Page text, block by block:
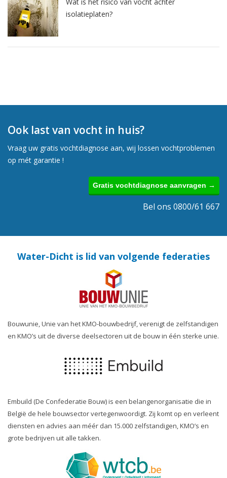
isolatieplaten?
Ook last van vocht in huis?
Vraag uw gratis vochtdiagnose aan, wij lossen vochtproblemen
op mét garantie !
Gratis vochtdiagnose aanvragen →
Bel ons 0800/61 667
Water-Dicht is lid van volgende federaties
Bouwunie, Unie van het KMO-bouwbedrijf, verenigt de zelfstandigen
en KMO’s uit de diverse deelsectoren uit de bouw in één sterke unie.
Embuild (De Confederatie Bouw) is een belangenorganisatie die in
België de hele bouwsector vertegenwoordigt. Zij komt op en verleent
diensten en advies aan méér dan 15.000 zelfstandigen, KMO’s en
grote bedrijven uit alle takken.